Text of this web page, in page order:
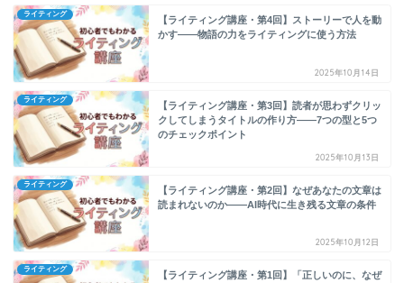
ライティング
【ライティング講座・第4回】ストーリーで人を動
かす——物語の力をライティングに使う方法
2025年10月14日
ライティング
【ライティング講座・第3回】読者が思わずクリッ
クしてしまうタイトルの作り方——7つの型と5つ
のチェックポイント
2025年10月13日
ライティング
【ライティング講座・第2回】なぜあなたの文章は
読まれないのか——AI時代に生き残る文章の条件
2025年10月12日
ライティング
【ライティング講座・第1回】「正しいのに、なぜ